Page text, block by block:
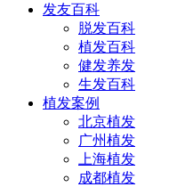
发友百科
脱发百科
植发百科
健发养发
生发百科
植发案例
北京植发
广州植发
上海植发
成都植发